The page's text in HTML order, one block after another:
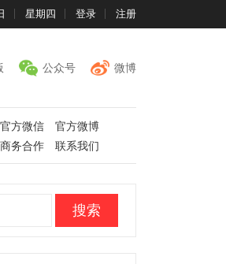
星期四 登录 注册
公众号 微博
官方微信
官方微博
商务合作 联系我们